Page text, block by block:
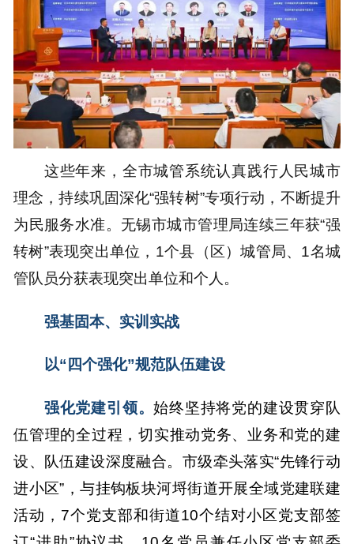
这些年来，全市城管系统认真践行人民城市
理念，持续巩固深化“强转树”专项行动，不断提升
为民服务水准。无锡市城市管理局连续三年获“强
转树”表现突出单位，1个县（区）城管局、1名城
管队员分获表现突出单位和个人。
强基固本、实训实战
以“四个强化”规范队伍建设
强化党建引领。始终坚持将党的建设贯穿队
伍管理的全过程，切实推动党务、业务和党的建
设、队伍建设深度融合。市级牵头落实“先锋行动
进小区”，与挂钩板块河埒街道开展全域党建联建
活动，7个党支部和街道10个结对小区党支部签